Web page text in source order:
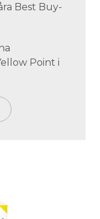
Best Buy-
Point i